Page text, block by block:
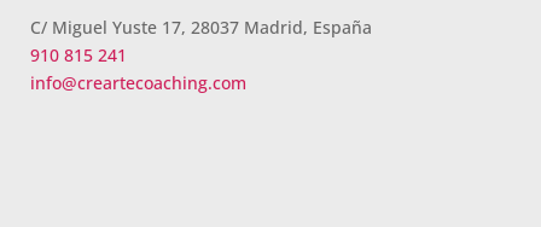
C/ Miguel Yuste 17, 28037 Madrid, España
910 815 241
info@creartecoaching.com